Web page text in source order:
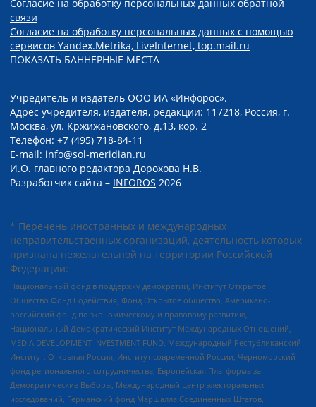
Согласие на обработку персональных данных обратной
связи
Согласие на обработку персональных данных с помощью
сервисов Yandex.Metrika, LiveInternet, top.mail.ru
ПОКАЗАТЬ БАННЕРНЫЕ МЕСТА
Учредитель и издатель ООО ИА «Инфорос».
Адрес учредителя, издателя, редакции: 117218, Россия, г.
Москва, ул. Кржижановского, д.13, кор. 2
Телефон: +7 (495) 718-84-11
E-mail: info@sol-meridian.ru
И.О. главного редактора Дорохова Н.В.
Разработчик сайта – INFOROS 2026
* Перечень иностранных и международных
неправительственных организаций, деятельность которых
признана нежелательной на территории Российской
Федерации:
Национальный фонд в поддержку демократии, Институт Открытое
Общество Фонд Содействия, Фонд Открытое общество, Американо-
российский фонд по экономическому и правовому развитию,
Национальный Демократический Институт Международных Отношений,
MEDIA DEVELOPMENT INVESTMENT FUND, Международный Республиканский
Институт, Открытая Россия, Институт современной России, Черноморский
фонд регионального сотрудничества, Европейская Платформа за
Демократические Выборы, Международный центр электоральных
исследований, Германский фонд Маршалла Соединенных Штатов,